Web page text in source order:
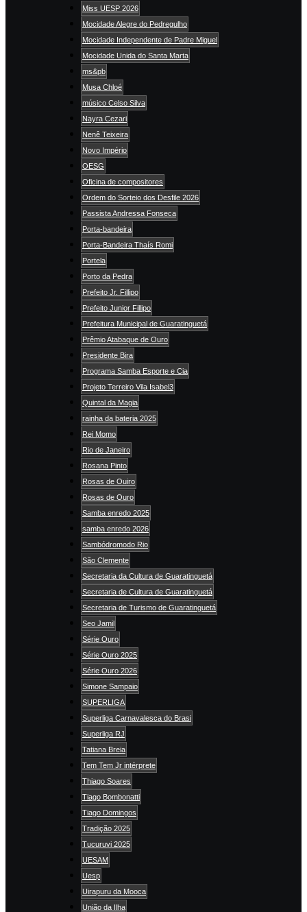
Miss UESP 2026
Mocidade Alegre do Pedregulho
Mocidade Independente de Padre Miguel
Mocidade Unida do Santa Marta
ms&pb
Musa Chloé
músico Celso Silva
Nayra Cezari
Nenê Teixeira
Novo Império
OESG
Oficina de compositores
Ordem do Sorteio dos Desfile 2026
Passista Andressa Fonseca
Porta-bandeira
Porta-Bandeira Thaís Romi
Portela
Porto da Pedra
Prefeito Jr. Fillipo
Prefeito Junior Fillipo
Prefeitura Municipal de Guaratinguetá
Prêmio Atabaque de Ouro
Presidente Bira
Programa Samba Esporte e Cia
Projeto Terreiro Vila Isabel3
Quintal da Magia
rainha da bateria 2025
Rei Momo
Rio de Janeiro
Rosana Pinto
Rosas de Ouiro
Rosas de Ouro
Samba enredo 2025
samba enredo 2026
Sambódromodo Rio
São Clemente
Secretaria da Cultura de Guaratinguetá
Secretaria de Cultura de Guaratinguetá
Secretaria de Turismo de Guaratinguetá
Seo Jamil
Série Ouro
Série Ouro 2025
Série Ouro 2026
Simone Sampaio
SUPERLIGA
Superliga Carnavalesca do Brasi
Superliga RJ
Tatiana Breia
Tem Tem Jr intérprete
Thiago Soares
Tiago Bombonatti
Tiago Domingos
Tradição 2025
Tucuruvi 2025
UESAM
Uesp
Uirapuru da Mooca
União da Ilha